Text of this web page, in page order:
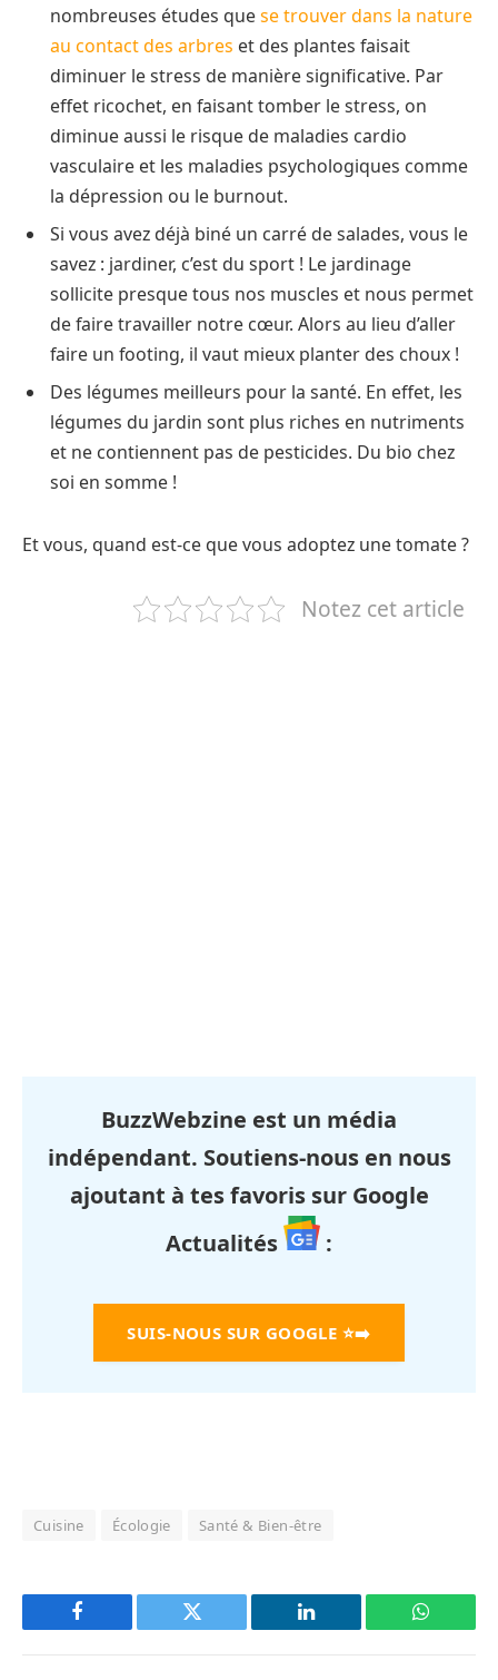
nombreuses études quese trouver dans la nature
au contact des arbres et des plantes faisait
diminuer le stress de manière significative. Par
effet ricochet, en faisant tomber le stress, on
diminue aussi le risque de maladies cardio
vasculaire et les maladies psychologiques comme
la dépression ou le burnout.
Si vous avez déjà biné un carré de salades, vous le
savez : jardiner, c’est du sport ! Le jardinage
sollicite presque tous nos muscles et nous permet
de faire travailler notre cœur. Alors au lieu d’aller
faire un footing, il vaut mieux planter des choux !
Des légumes meilleurs pour la santé. En effet, les
légumes du jardin sont plus riches en nutriments
et ne contiennent pas de pesticides. Du bio chez
soi en somme !
Et vous, quand est-ce que vous adoptez une tomate ?
Notez cet article
BuzzWebzine est un média
indépendant. Soutiens-nous en nous
ajoutant à tes favoris sur Google
Actualités
:
SUIS-NOUS SUR GOOGLE ⭐➡️
Cuisine Écologie Santé & Bien-être
Facebook Twitter LinkedIn